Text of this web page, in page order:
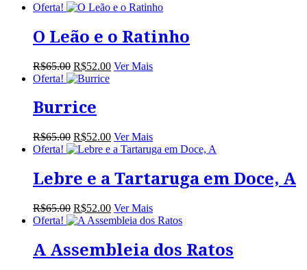
Oferta!
O Leão e o Ratinho
R$65.00 O
preço
era:
R$65.00.
R$52.00OVer Mais
Oferta!
Burrice
R$65.00 O
preço
era:
R$65.00.
R$52.00O
preço
é:
R$52.00.
Ver Mais
Oferta!
Lebre e a Tartaruga em Doce, A
R$65.00 O
preço
era:
R$65.00.
R$52.00O
preço
é:
R$52.00.
Ver Mais
Oferta!
A Assembleia dos Ratos